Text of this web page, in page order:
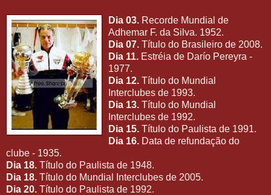
Dia 03. Recorde Mundial de
Adhemar F. da Silva. 1952.
Dia 07.Título do Brasileiro de 2008.
Dia 11. Estréia de Darío Pereyra -
1977.
Dia 12. Título do Mundial
Interclubes de 1993.
Dia 13. Título do Mundial
Interclubes de 1992.
Dia 15. Título do Paulista de 1991.
Dia 16. Data de refundação do
clube - 1935.
Dia 18. Título do Paulista de 1948.
Dia 18. Título do Mundial Interclubes de 2005.
Dia 20. Título do Paulista de 1992.